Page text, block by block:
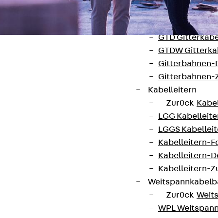
G Gitterbahn,
GI Gitterbahn,
GTD
GTDW
Gitterbahnen-
Gitterbahnen-
Kabelleitern
Zurück
LGG
LGGS
Kabelleitern-
Kabelleitern-
Kabelleitern-
Zurück
WPL